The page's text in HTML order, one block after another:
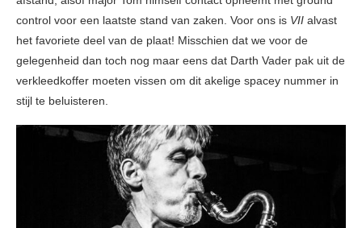
control voor een laatste stand van zaken. Voor ons is VII alvast
het favoriete deel van de plaat! Misschien dat we voor de
gelegenheid dan toch nog maar eens dat Darth Vader pak uit de
verkleedkoffer moeten vissen om dit akelige spacey nummer in
stijl te beluisteren.